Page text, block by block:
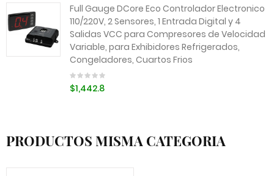
Full Gauge DCore Eco Controlador Electronico
110/220V, 2 Sensores, 1 Entrada Digital y 4
Salidas VCC para Compresores de Velocidad
Variable, para Exhibidores Refrigerados,
Congeladores, Cuartos Frios
$1,442.8
PRODUCTOS MISMA CATEGORIA